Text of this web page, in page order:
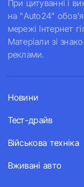
При цитуванні і
на "Auto24"
мережі Інтернет
Матеріали зі
реклами.
Новини
Тест-драйв
Військова техніка
Вживані авто